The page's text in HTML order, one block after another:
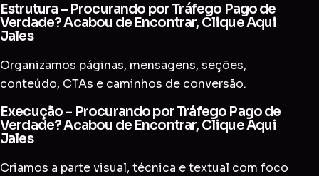
Estrutura – Procurando por Tráfego Pago de
Verdade? Acabou de Encontrar, Clique Aqui
Jales
Organizamos páginas, mensagens, seções,
conteúdo, CTAs e caminhos de conversão.
Execução – Procurando por Tráfego Pago de
Verdade? Acabou de Encontrar, Clique Aqui
Jales
Criamos a parte visual, técnica e textual com foco